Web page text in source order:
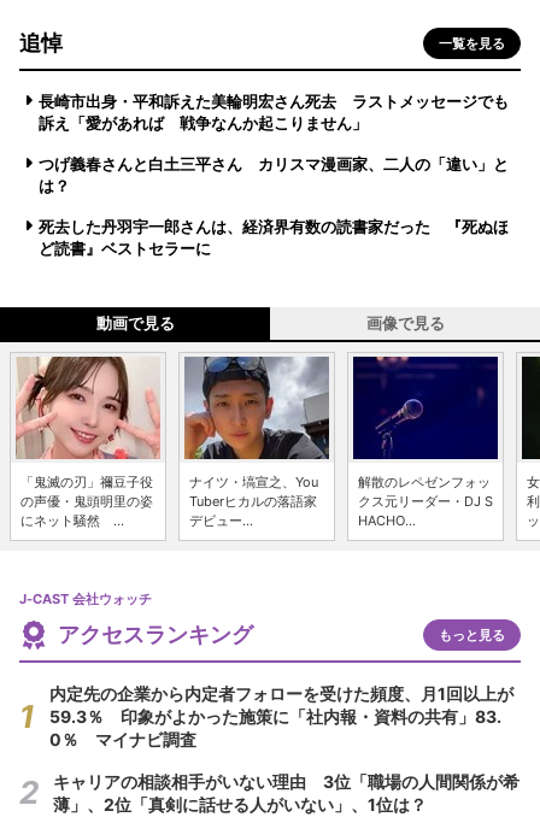
追悼 一覧を見る
長崎市出身・平和訴えた美輪明宏さん死去 ラストメッセージでも
訴え「愛があれば 戦争なんか起こりません」
つげ義春さんと白土三平さん カリスマ漫画家、二人の「違い」と
は？
死去した丹羽宇一郎さんは、経済界有数の読書家だった 『死ぬほ
ど読書』ベストセラーに
動画で見る 画像で見る
「鬼滅の刃」禰豆子役
の声優・鬼頭明里の姿
にネット騒然 ...
ナイツ・塙宣之、You
Tuberヒカルの落語家
デビュー...
解散のレペゼンフォッ
クス元リーダー・DJ S
HACHO...
J-CAST 会社ウォッチ
アクセスランキング もっと見る
内定先の企業から内定者フォローを受けた頻度、月1回以上が
59.3％ 印象がよかった施策に「社内報・資料の共有」83.
0％ マイナビ調査
キャリアの相談相手がいない理由 3位「職場の人間関係が希
薄」、2位「真剣に話せる人がいない」、1位は？